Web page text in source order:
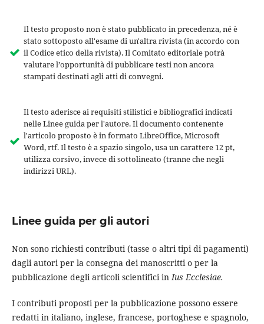
Il testo proposto non è stato pubblicato in precedenza, né è
stato sottoposto all'esame di un'altra rivista (in accordo con
il Codice etico della rivista). Il Comitato editoriale potrà
valutare l’opportunità di pubblicare testi non ancora
stampati destinati agli atti di convegni.
Il testo aderisce ai requisiti stilistici e bibliografici indicati
nelle Linee guida per l'autore. Il documento contenente
l'articolo proposto è in formato LibreOffice, Microsoft
Word, rtf. Il testo è a spazio singolo, usa un carattere 12 pt,
utilizza corsivo, invece di sottolineato (tranne che negli
indirizzi URL).
Linee guida per gli autori
Non sono richiesti contributi (tasse o altri tipi di pagamenti)
dagli autori per la consegna dei manoscritti o per la
pubblicazione degli articoli scientifici inIus Ecclesiae.
I contributi proposti per la pubblicazione possono essere
redatti in italiano, inglese, francese, portoghese e spagnolo,